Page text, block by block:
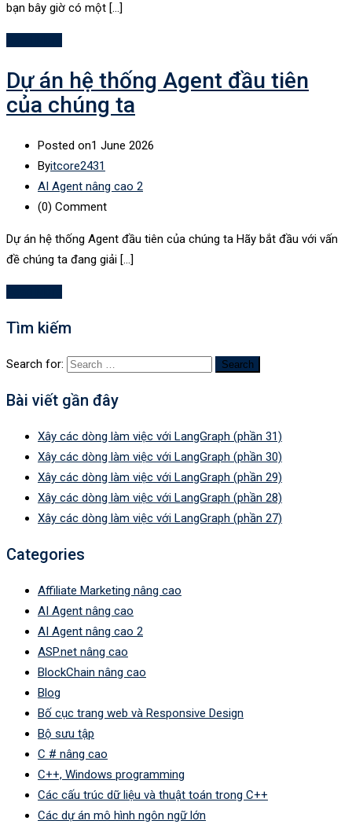
bạn bây giờ có một […]
Dự án hệ thống Agent đầu tiên
của chúng ta
Posted on1 June 2026
Byitcore2431
AI Agent nâng cao 2
(0) Comment
Dự án hệ thống Agent đầu tiên của chúng ta Hãy bắt đầu với vấn
đề chúng ta đang giải […]
Tìm kiếm
Search for:
Bài viết gần đây
Xây các dòng làm việc với LangGraph (phần 31)
Xây các dòng làm việc với LangGraph (phần 30)
Xây các dòng làm việc với LangGraph (phần 29)
Xây các dòng làm việc với LangGraph (phần 28)
Xây các dòng làm việc với LangGraph (phần 27)
Categories
Affiliate Marketing nâng cao
AI Agent nâng cao
AI Agent nâng cao 2
ASP.net nâng cao
BlockChain nâng cao
Blog
Bố cục trang web và Responsive Design
Bộ sưu tập
C # nâng cao
C++, Windows programming
Các cấu trúc dữ liệu và thuật toán trong C++
Các dự án mô hình ngôn ngữ lớn